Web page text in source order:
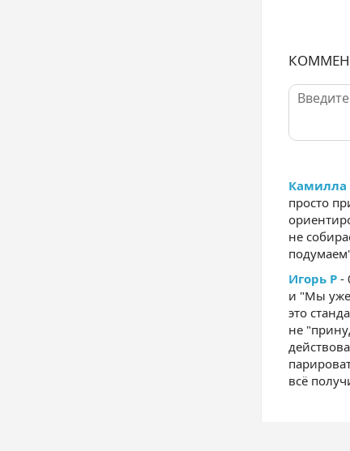
Камилла
просто
не
Игорь Р -
и "Мы уже
это
не
всё